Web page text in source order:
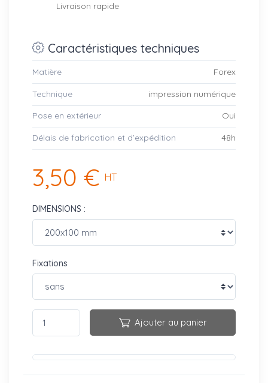
Livraison rapide
Caractéristiques techniques
Matière Forex
Technique impression numérique
Pose en extérieur Oui
Délais de fabrication et d’expédition 48h
3,50 € HT
DIMENSIONS :
Fixations
Ajouter au panier